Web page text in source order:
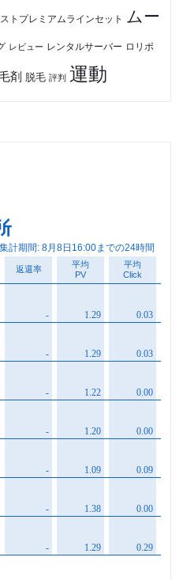
トプレミアムラインセット ムー
レビュー レンタルサーバー ロリポ
剤 脱毛 評判 運動